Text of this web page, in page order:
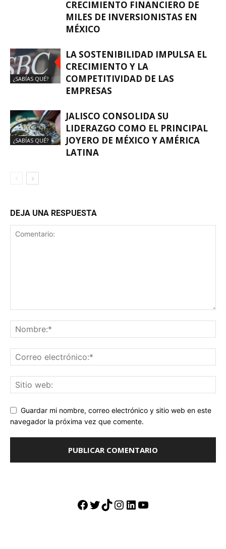
CRECIMIENTO FINANCIERO DE
MILES DE INVERSIONISTAS EN
MÉXICO
¿SABÍAS QUÉ?
LA SOSTENIBILIDAD IMPULSA EL
CRECIMIENTO Y LA
COMPETITIVIDAD DE LAS
EMPRESAS
¿SABÍAS QUÉ?
JALISCO CONSOLIDA SU
LIDERAZGO COMO EL PRINCIPAL
JOYERO DE MÉXICO Y AMÉRICA
LATINA
DEJA UNA RESPUESTA
Guardar mi nombre, correo electrónico y sitio web en este
navegador la próxima vez que comente.
Facebook
Twitter
TikTok
Instagram
LinkedIn
YouTube